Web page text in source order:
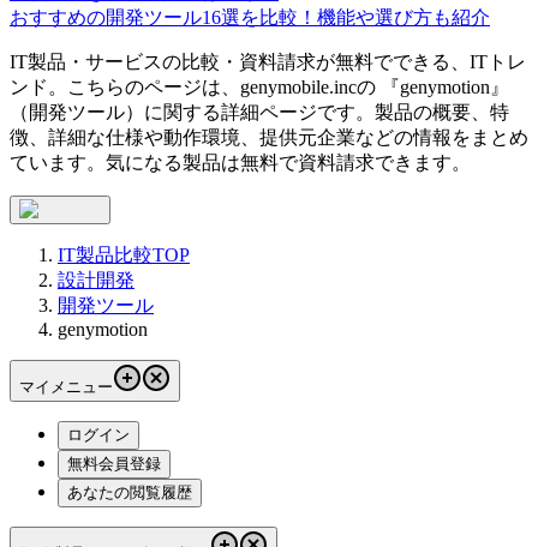
おすすめの開発ツール16選を比較！機能や選び方も紹介
IT製品・サービスの比較・資料請求が無料でできる、ITトレ
ンド。こちらのページは、 genymobile.incの 『genymotion 』
（ 開発ツール）に関する詳細ページです。製品の概要、特
徴、詳細な仕様や動作環境、提供元企業などの情報をまとめ
ています。気になる製品は無料で資料請求できます。
IT製品比較TOP
設計開発
開発ツール
genymotion
マイメニュー
ログイン
無料会員登録
あなたの閲覧履歴